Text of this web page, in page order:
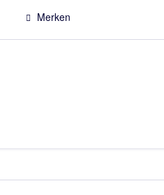
(Schaumstärke) Lieferumfang :
Merken